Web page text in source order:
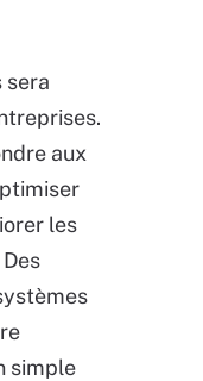
sera
aux
les
simple